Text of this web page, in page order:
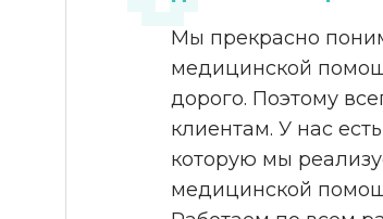
Мы прекрасно
медицинской
дорого. Поэтому
клиентам. У нас
которую мы
медицинской